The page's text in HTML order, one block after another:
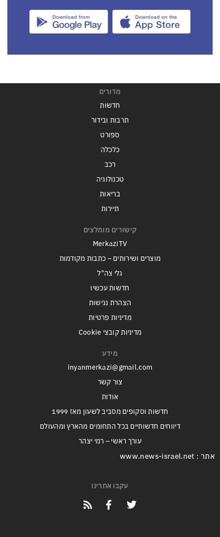
מדורים
חדשות
תרבות ובידור
ספורט
כלכלה
רכב
טכנולוגיה
בריאות
תיירות
קישורים מומלצים
MerkaziTV
מוצרים ושירותים – כתבות מקודמות
גלי צה"ל
חדשות עכשיו
הצהרת נגישות
מדיניות פרטיות
מדיניות קובצי Cookie
מידע
inyanmerkazi@gmail.com
צור קשר
אודות
חדשות וסקופים מסביב לשעון מאז 1999
דיווחים חדשותיים בכל התחומים מהארץ ומהעולם
עורך ראשי – רמי יצהר
אתר : www.news-israel.net
עקבו אחרינו